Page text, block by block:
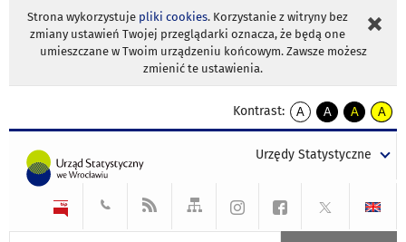
Strona wykorzystuje pliki cookies. Korzystanie z witryny bez
zmiany ustawień Twojej przeglądarki oznacza, że będą one
umieszczane w Twoim urządzeniu końcowym. Zawsze możesz
zmienić te ustawienia.
Kontrast:
A
kontrast
A
kontrast
tekst
czarnym
A
kontrast
tekst
czarnym
A
tekst
żółtym
Urzędy Statystyczne